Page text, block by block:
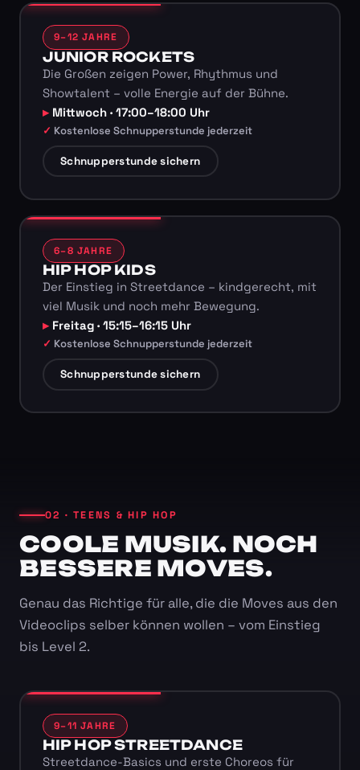
9–12 JAHRE
JUNIOR ROCKETS
Die Großen zeigen Power, Rhythmus und
Showtalent – volle Energie auf der Bühne.
Mittwoch · 17:00–18:00 Uhr
Kostenlose Schnupperstunde jederzeit
Schnupperstunde sichern
6–8 JAHRE
HIP HOP KIDS
Der Einstieg in Streetdance – kindgerecht, mit
viel Musik und noch mehr Bewegung.
Freitag · 15:15–16:15 Uhr
Kostenlose Schnupperstunde jederzeit
Schnupperstunde sichern
02 · TEENS & HIP HOP
COOLE MUSIK. NOCH
BESSERE MOVES.
Genau das Richtige für alle, die die Moves aus den
Videoclips selber können wollen – vom Einstieg
bis Level 2.
9–11 JAHRE
HIP HOP STREETDANCE
Streetdance-Basics und erste Choreos für